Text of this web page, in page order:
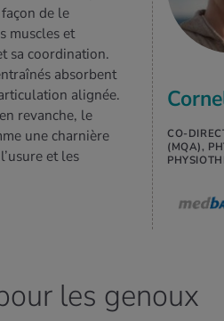
CO-
(MQA),
de le
muscles et
sa coordination.
absorbent
alignée.
revanche, le
une charnière
et les
les genoux